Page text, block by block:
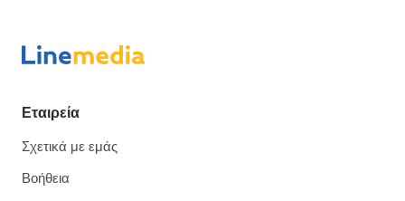
Εταιρεία
Σχετικά με εμάς
Βοήθεια